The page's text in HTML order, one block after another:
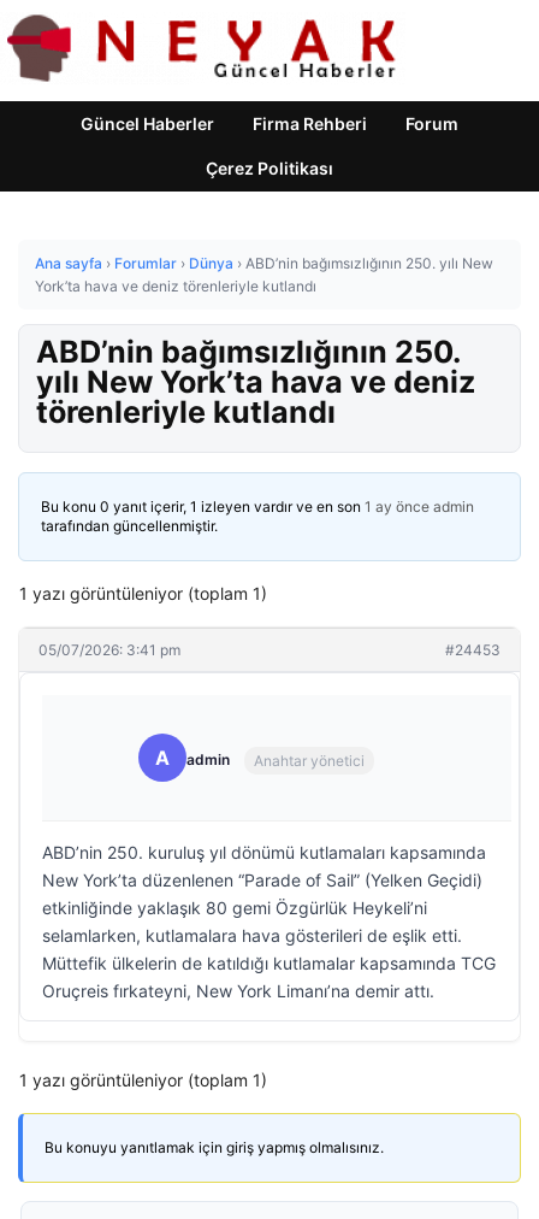
Güncel Haberler Firma Rehberi Forum
Çerez Politikası
Ana sayfa › Forumlar › Dünya › ABD’nin bağımsızlığının 250. yılı New
York’ta hava ve deniz törenleriyle kutlandı
ABD’nin bağımsızlığının 250.
yılı New York’ta hava ve deniz
törenleriyle kutlandı
Bu konu 0 yanıt içerir, 1 izleyen vardır ve en son 1 ay önce admin
tarafından güncellenmiştir.
1 yazı görüntüleniyor (toplam 1)
05/07/2026: 3:41 pm #24453
A admin Anahtar yönetici
ABD’nin 250. kuruluş yıl dönümü kutlamaları kapsamında
New York’ta düzenlenen “Parade of Sail” (Yelken Geçidi)
etkinliğinde yaklaşık 80 gemi Özgürlük Heykeli’ni
selamlarken, kutlamalara hava gösterileri de eşlik etti.
Müttefik ülkelerin de katıldığı kutlamalar kapsamında TCG
Oruçreis fırkateyni, New York Limanı’na demir attı.
1 yazı görüntüleniyor (toplam 1)
Bu konuyu yanıtlamak için giriş yapmış olmalısınız.